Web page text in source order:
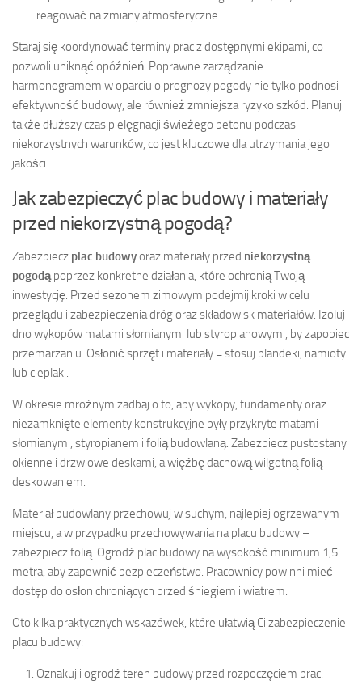
reagować na zmiany atmosferyczne.
Staraj się koordynować terminy prac z dostępnymi ekipami, co
pozwoli uniknąć opóźnień. Poprawne zarządzanie
harmonogramem w oparciu o prognozy pogody nie tylko podnosi
efektywność budowy, ale również zmniejsza ryzyko szkód. Planuj
także dłuższy czas pielęgnacji świeżego betonu podczas
niekorzystnych warunków, co jest kluczowe dla utrzymania jego
jakości.
Jak zabezpieczyć plac budowy i materiały
przed niekorzystną pogodą?
Zabezpiecz plac budowyoraz materiały przed niekorzystną
pogodąpoprzez konkretne działania, które ochronią Twoją
inwestycję. Przed sezonem zimowym podejmij kroki w celu
przeglądu i zabezpieczenia dróg oraz składowisk materiałów. Izoluj
dno wykopów matami słomianymi lub styropianowymi, by zapobiec
przemarzaniu. Osłonić sprzęt i materiały = stosuj plandeki, namioty
lub cieplaki.
W okresie mroźnym zadbaj o to, aby wykopy, fundamenty oraz
niezamknięte elementy konstrukcyjne były przykryte matami
słomianymi, styropianem i folią budowlaną. Zabezpiecz pustostany
okienne i drzwiowe deskami, a więźbę dachową wilgotną folią i
deskowaniem.
Materiał budowlany przechowuj w suchym, najlepiej ogrzewanym
miejscu, a w przypadku przechowywania na placu budowy –
zabezpiecz folią. Ogrodź plac budowy na wysokość minimum 1,5
metra, aby zapewnić bezpieczeństwo. Pracownicy powinni mieć
dostęp do osłon chroniących przed śniegiem i wiatrem.
Oto kilka praktycznych wskazówek, które ułatwią Ci zabezpieczenie
placu budowy:
Oznakuj i ogrodź teren budowy przed rozpoczęciem prac.